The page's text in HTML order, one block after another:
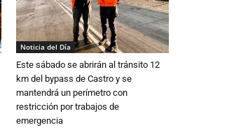
Noticia del Día
Este sábado se abrirán al tránsito 12
km del bypass de Castro y se
mantendrá un perímetro con
restricción por trabajos de
emergencia